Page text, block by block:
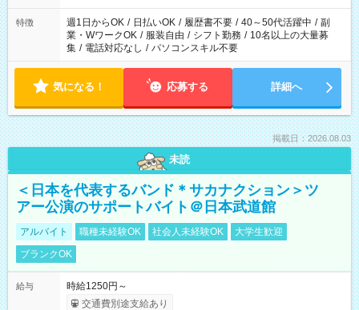
特徴 週1日からOK / 日払いOK / 履歴書不要 / 40～50代活躍中 / 副
業・WワークOK / 服装自由 / シフト勤務 / 10名以上の大量募
集 / 電話対応なし / パソコンスキル不要
気になる！ 応募する 詳細へ
掲載日：2026.08.03
未読
＜日本を代表するバンド＊サカナクション＞ツ
アー公演のサポートバイト＠日本武道館
アルバイト 職種未経験OK 社会人未経験OK
大学生歓迎
ブランクOK
給与
時給1250円～
交通費別途支給あり